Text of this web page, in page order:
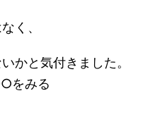
く、
かと気付きました。
をみる